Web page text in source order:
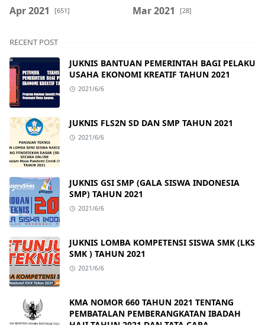
Apr 2021 [651] Mar 2021 [28]
RECENT POST
JUKNIS BANTUAN PEMERINTAH BAGI PELAKU
USAHA EKONOMI KREATIF TAHUN 2021
2021/6/6
JUKNIS FLS2N SD DAN SMP TAHUN 2021
2021/6/6
JUKNIS GSI SMP (GALA SISWA INDONESIA
SMP) TAHUN 2021
2021/6/6
JUKNIS LOMBA KOMPETENSI SISWA SMK (LKS
SMK ) TAHUN 2021
2021/6/6
KMA NOMOR 660 TAHUN 2021 TENTANG
PEMBATALAN PEMBERANGKATAN IBADAH
HAJI TAHUN 2021 DAN TATA CARA